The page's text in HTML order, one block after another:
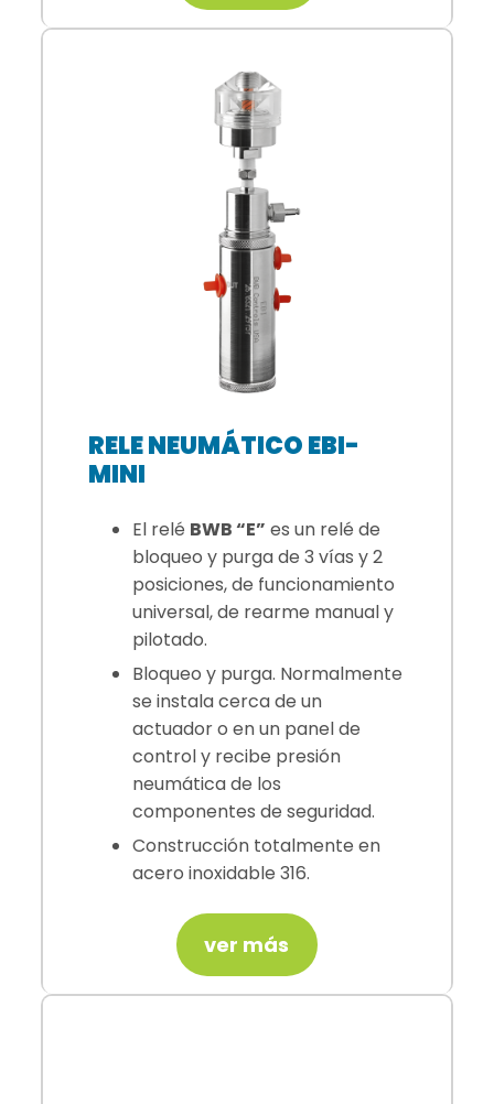
RELE NEUMÁTICO EBI-
MINI
El relé BWB “E” es un relé de
bloqueo y purga de 3 vías y 2
posiciones, de funcionamiento
universal, de rearme manual y
pilotado.
Bloqueo y purga. Normalmente
se instala cerca de un
actuador o en un panel de
control y recibe presión
neumática de los
componentes de seguridad.
Construcción totalmente en
acero inoxidable 316.
ver más